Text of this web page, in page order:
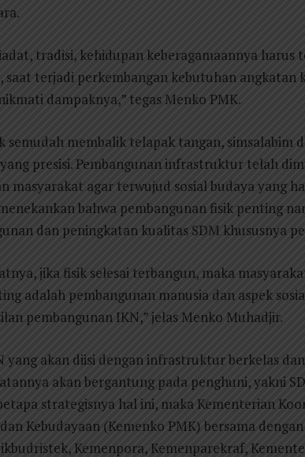
tradisi, kehidupan keberagamaannya harus
saat terjadi perkembangan kebutuhan angkatan
dampaknya,” tegas Menko PMK.
semudah membalik telapak tangan, simsalabim
presisi. Pembangunan infrastruktur telah
masyarakat agar terwujud sosial budaya yang
bahwa pembangunan fisik penting
dan peningkatan kualitas SDM khususnya
jika fisik selesai terbangun, maka
adalah pembangunan manusia dan aspek
pembangunan IKN,” jelas Menko Muhadjir.
yang akan diisi dengan infrastruktur berkelas
akan bergantung pada penghuni, yakni
strategisnya hal ini, maka Kementerian
Kebudayaan (Kemenko PMK) bersama
Kemenpora, Kemenparekraf,